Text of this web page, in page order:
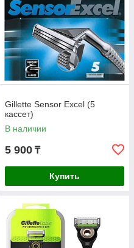
Gillette Sensor Excel (5
кассет)
В наличии
5 900 ₸
Купить